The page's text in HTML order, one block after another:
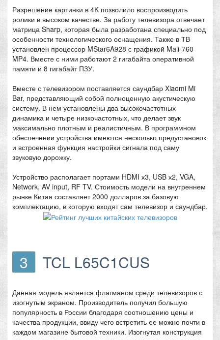
Разрешение картинки в 4K позволило воспроизводить
ролики в высоком качестве. За работу телевизора отвечает
матрица Sharp, которая была разработана специально под
особенности технологического оснащения. Также в ТВ
установлен процессор MStar6A928 с графикой Mali-760
MP4. Вместе с ними работают 2 гигабайта оперативной
памяти и 8 гигабайт ПЗУ.
Вместе с телевизором поставляется саундбар Xiaomi Mi
Bar, представляющий собой полноценную акустическую
систему. В нем установлены два высокочастотных
динамика и четыре низкочастотных, что делает звук
максимально плотным и реалистичным. В программном
обеспечении устройства имеются несколько предустановок
и встроенная функция настройки сигнала под саму
звуковую дорожку.
Устройство располагает портами HDMI х3, USB х2, VGA,
Network, AV input, RF TV. Стоимость модели на внутреннем
рынке Китая составляет 2000 долларов за базовую
комплектацию, в которую входят сам телевизор и саундбар.
3 TCL L65C1CUS
Данная модель является флагманом среди телевизоров с
изогнутым экраном. Производитель получил большую
популярность в России благодаря соотношению цены и
качества продукции, ввиду чего встретить ее можно почти в
каждом магазине бытовой техники. Изогнутая конструкция